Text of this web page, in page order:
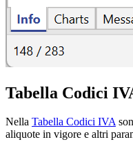
Tabella Codici
Nella Tabella Codici IVA
aliquote in vigore e altri